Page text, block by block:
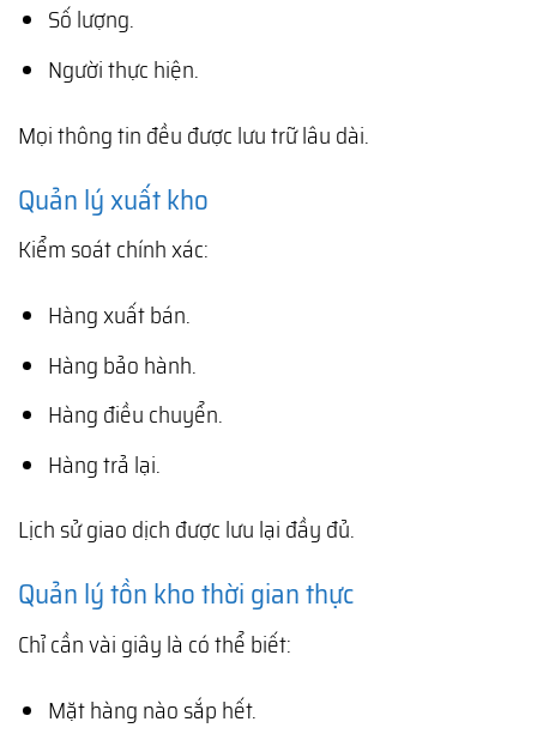
Số lượng.
Người thực hiện.
Mọi thông tin đều được lưu trữ lâu dài.
Quản lý xuất kho
Kiểm soát chính xác:
Hàng xuất bán.
Hàng bảo hành.
Hàng điều chuyển.
Hàng trả lại.
Lịch sử giao dịch được lưu lại đầy đủ.
Quản lý tồn kho thời gian thực
Chỉ cần vài giây là có thể biết:
Mặt hàng nào sắp hết.